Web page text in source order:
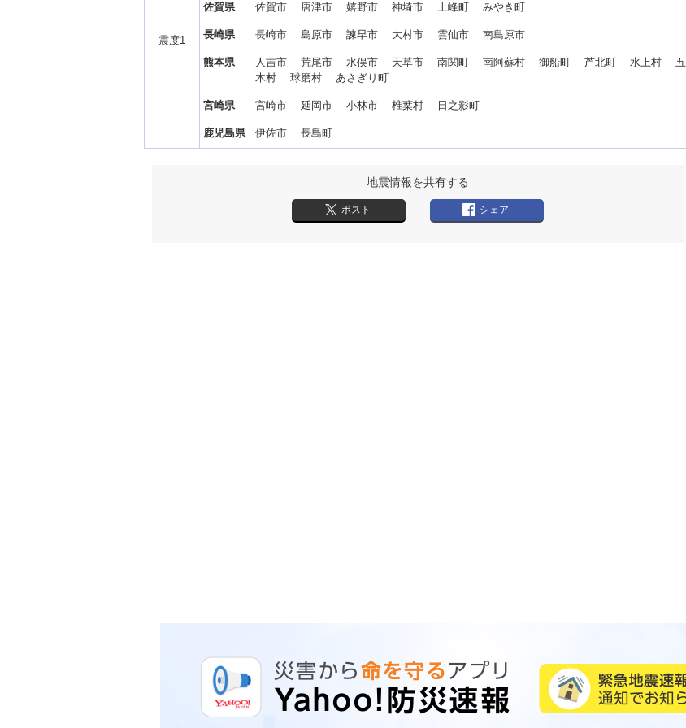
震度1
佐賀県 佐賀市 唐津市 嬉野市 神埼市 上峰町 みやき町
長崎県 長崎市 島原市 諫早市 大村市 雲仙市 南島原市
熊本県
人吉市 荒尾市 水俣市 天草市 南関町 南阿蘇村 御船町 芦北町 水上村 五
木村 球磨村 あさぎり町
宮崎県 宮崎市 延岡市 小林市 椎葉村 日之影町
鹿児島県 伊佐市 長島町
地震情報を共有する
ポスト シェア